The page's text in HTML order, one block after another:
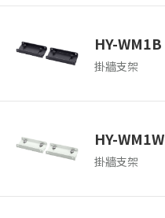
HY-WM1B
掛牆支架
HY-WM1W
掛牆支架